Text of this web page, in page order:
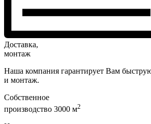
Доставка,
монтаж
Наша компания гарантирует Вам быструю
и монтаж.
Собственное
производство 3000 м2